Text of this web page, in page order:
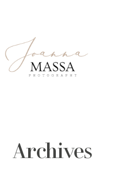
Archives